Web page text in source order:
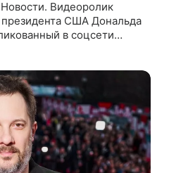
Видеоролик
США Дональда
в соцсети